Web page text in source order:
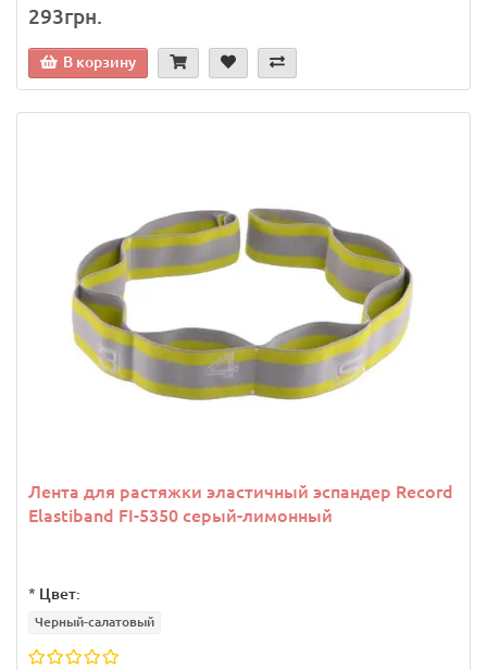
293грн.
В корзину
Лента для растяжки эластичный эспандер Record
Elastiband FI-5350 серый-лимонный
* Цвет:
Черный-салатовый